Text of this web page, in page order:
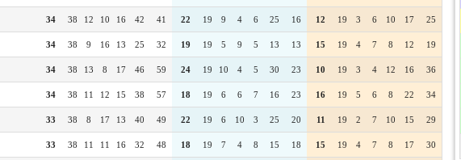
34 38 12 10 16 42 41 22 19 9 4 6 25 16 12 19 3 6 10 17 25
34 38 9 16 13 25 32 19 19 5 9 5 13 13 15 19 4 7 8 12 19
34 38 13 8 17 46 59 24 19 10 4 5 30 23 10 19 3 4 12 16 36
34 38 11 12 15 38 57 18 19 6 6 7 16 23 16 19 5 6 8 22 34
33 38 8 17 13 40 49 22 19 6 10 3 25 20 11 19 2 7 10 15 29
33 38 11 11 16 32 48 18 19 7 4 8 15 18 15 19 4 7 8 17 30